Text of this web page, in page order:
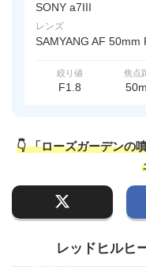
SONY a7III
レンズ
SAMYANG AF 50mm
絞り値
F1.8
焦点
👇 「ローズガーデンの
レッドヒルヒ